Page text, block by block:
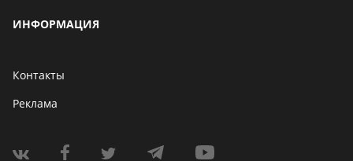
ИНФОРМАЦИЯ
Контакты
Реклама